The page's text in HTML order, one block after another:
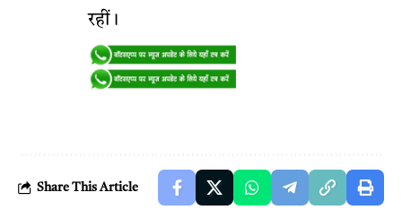
रहीं।
Share This Article